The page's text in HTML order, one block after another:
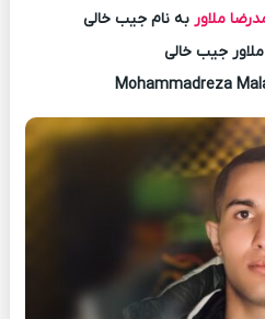
ملاور به نام جیب خالی
جیب خالی
Mohammadreza